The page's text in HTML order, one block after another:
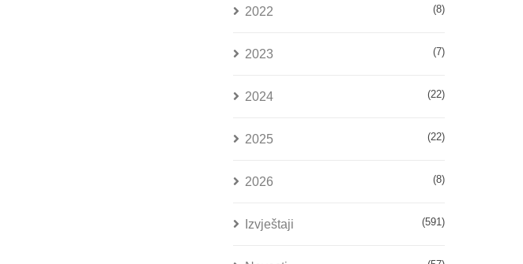
2022 (8)
2023 (7)
2024 (22)
2025 (22)
2026 (8)
Izvještaji (591)